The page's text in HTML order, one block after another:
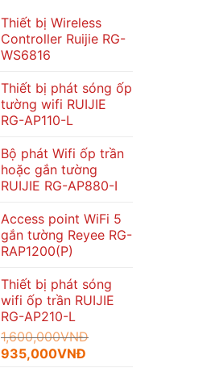
Thiết bị Wireless
Controller Ruijie RG-
WS6816
Thiết bị phát sóng ốp
tường wifi RUIJIE
RG-AP110-L
Bộ phát Wifi ốp trần
hoặc gắn tường
RUIJIE RG-AP880-I
Access point WiFi 5
gắn tường Reyee RG-
RAP1200(P)
Thiết bị phát sóng
wifi ốp trần RUIJIE
RG-AP210-L
1,600,000VNĐ
Giá
935,000VNĐ